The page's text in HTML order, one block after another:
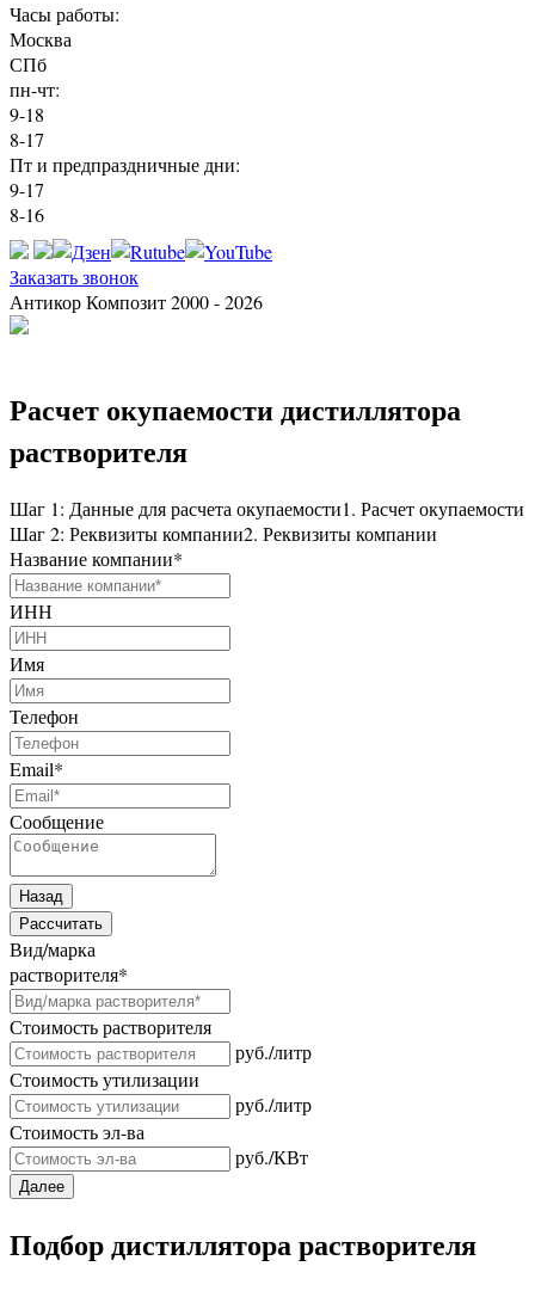
Часы работы:
Москва
СПб
пн-чт:
9-18
8-17
Пт и предпраздничные дни:
9-17
8-16
Заказать звонок
Антикор Композит 2000 - 2026
Расчет окупаемости дистиллятора
растворителя
Шаг 1: Данные для расчета окупаемости1. Расчет окупаемости
Шаг 2: Реквизиты компании2. Реквизиты компании
Название компании*
ИНН
Имя
Телефон
Email*
Сообщение
Назад
Рассчитать
Вид/марка
растворителя*
Стоимость растворителя
руб./литр
Стоимость утилизации
руб./литр
Стоимость эл-ва
руб./КВт
Далее
Подбор дистиллятора растворителя